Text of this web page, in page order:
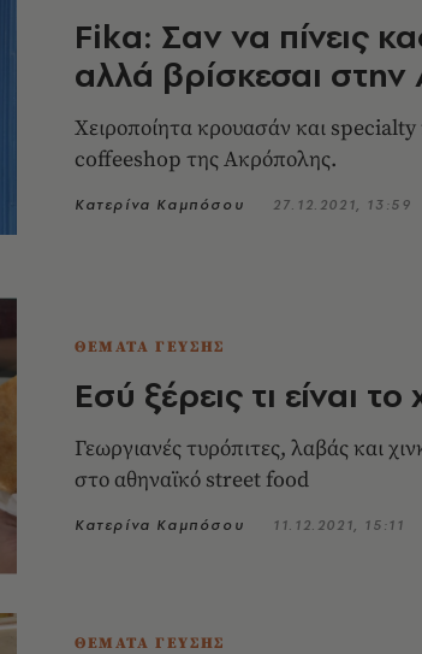
Fika: Σαν να πίνεις
αλλά βρίσκεσαι στην
Χειροποίητα κρουασάν και
coffeeshop της Ακρόπολης.
Κατερίνα Καμπόσου 27.12.2021, 13:59
ΘΕΜΑΤΑ ΓΕΥΣΗΣ
Eσύ ξέρεις τι είναι
Γεωργιανές τυρόπιτες, λαβάς και
στο αθηναϊκό street food
Κατερίνα Καμπόσου 11.12.2021, 15:11
ΘΕΜΑΤΑ ΓΕΥΣΗΣ